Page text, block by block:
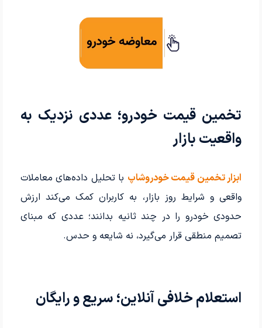
تخمین قیمت خودرو؛ عددی نزدیک به
واقعیت بازار
ابزار تخمین قیمت خودروشاپ با تحلیل داده‌های معاملات
واقعی و شرایط روز بازار، به کاربران کمک می‌کند ارزش
حدودی خودرو را در چند ثانیه بدانند؛ عددی که مبنای
تصمیم منطقی قرار می‌گیرد، نه شایعه و حدس.
استعلام خلافی آنلاین؛ سریع و رایگان